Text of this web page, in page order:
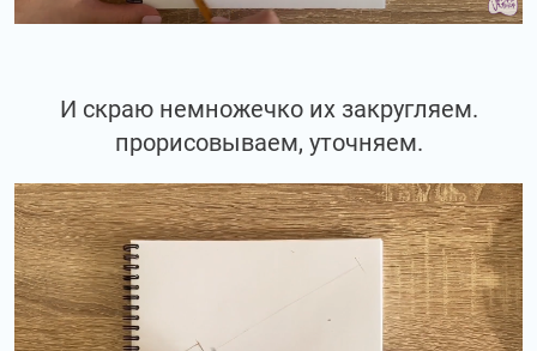
И скраю немножечко их закругляем.
прорисовываем, уточняем.